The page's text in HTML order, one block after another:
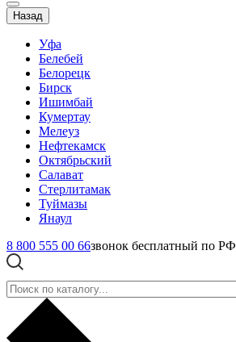
Назад
Уфа
Белебей
Белорецк
Бирск
Ишимбай
Кумертау
Мелеуз
Нефтекамск
Октябрьский
Салават
Стерлитамак
Туймазы
Янаул
8 800 555 00 66звонок бесплатный по РФ